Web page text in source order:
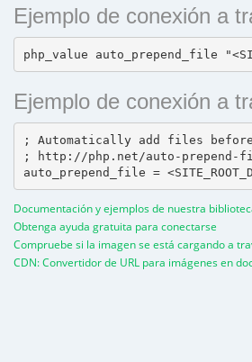
Ejemplo de conexión a
Ejemplo de conexión a
; Automatically add files before
; http://php.net/auto-prepend-
Documentación y ejemplos de nuestra
Obtenga ayuda gratuita para conectarse
Compruebe si la imagen se está cargando a
CDN: Convertidor de URL para imágenes en